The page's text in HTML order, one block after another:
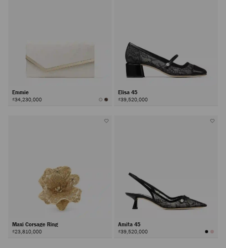
Emmie
₫34,230,000
Elisa 45
₫39,520,000
Maxi Corsage Ring
₫23,810,000
Amita 45
₫39,520,000